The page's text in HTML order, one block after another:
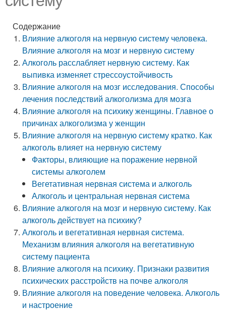
Содержание
Влияние алкоголя на нервную систему человека.
Влияние алкоголя на мозг и нервную систему
Алкоголь расслабляет нервную систему. Как
выпивка изменяет стрессоустойчивость
Влияние алкоголя на мозг исследования. Способы
лечения последствий алкоголизма для мозга
Влияние алкоголя на психику женщины. Главное о
причинах алкоголизма у женщин
Влияние алкоголя на нервную систему кратко. Как
алкоголь влияет на нервную систему
Факторы, влияющие на поражение нервной
системы алкоголем
Вегетативная нервная система и алкоголь
Алкоголь и центральная нервная система
Влияние алкоголя на мозг и нервную систему. Как
алкоголь действует на психику?
Алкоголь и вегетативная нервная система.
Механизм влияния алкоголя на вегетативную
систему пациента
Влияние алкоголя на психику. Признаки развития
психических расстройств на почве алкоголя
Влияние алкоголя на поведение человека. Алкоголь
и настроение